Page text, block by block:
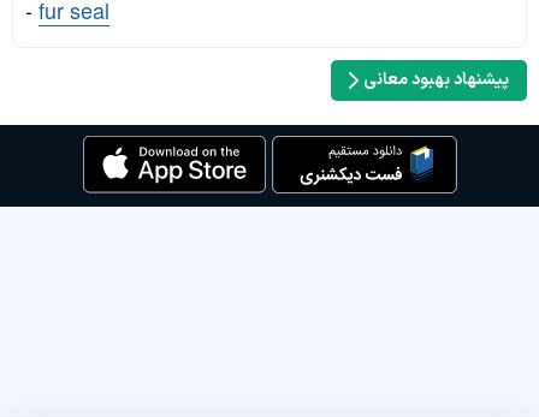
-fur seal
پیشنهاد بهبود معانی